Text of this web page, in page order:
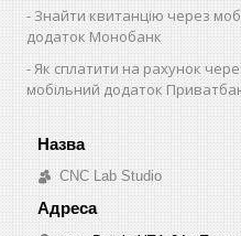
Знайти квитанцію через
додаток Монобанк
Як сплатити на рахунок
мобільний додаток
CNC Lab Studio